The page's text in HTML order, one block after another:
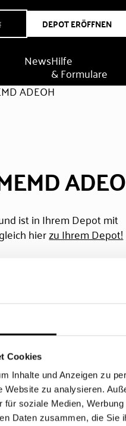
Cookies
Inhalte und Anzeigen zu
Website zu analysieren.
für soziale Medien,
Daten zusammen, die
DEPOT ERÖFFNEN
NewsHilfe
& Formulare
ADEOH
ist in Ihrem Depot mit
hierzu Ihrem Depot!